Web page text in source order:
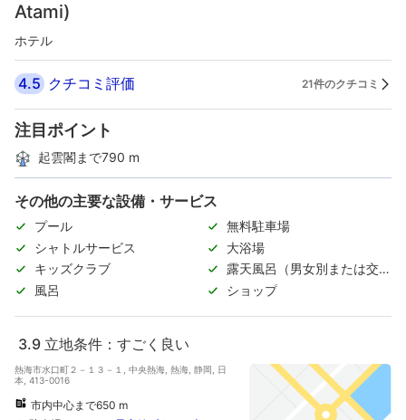
Atami)
ホテル
4.5 クチコミ評価 21件のクチコミ
注目ポイント
起雲閣まで790 m
その他の主要な設備・サービス
プール
無料駐車場
シャトルサービス
大浴場
キッズクラブ
露天風呂（男女別または交代
制）
風呂 ショップ
3.9 立地条件：すごく良い
熱海市水口町２－１３－１, 中央熱海, 熱海, 静岡, 日
本, 413-0016
市内中心まで650 m